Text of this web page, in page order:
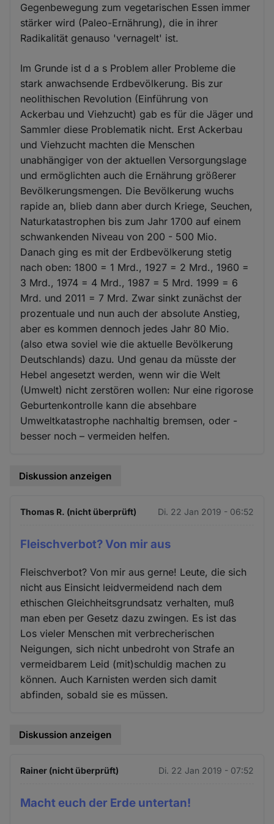
Gegenbewegung zum vegetarischen Essen immer
stärker wird (Paleo-Ernährung), die in ihrer
Radikalität genauso 'vernagelt' ist.
Im Grunde ist d a s Problem aller Probleme die
stark anwachsende Erdbevölkerung. Bis zur
neolithischen Revolution (Einführung von
Ackerbau und Viehzucht) gab es für die Jäger und
Sammler diese Problematik nicht. Erst Ackerbau
und Viehzucht machten die Menschen
unabhängiger von der aktuellen Versorgungslage
und ermöglichten auch die Ernährung größerer
Bevölkerungsmengen. Die Bevölkerung wuchs
rapide an, blieb dann aber durch Kriege, Seuchen,
Naturkatastrophen bis zum Jahr 1700 auf einem
schwankenden Niveau von 200 - 500 Mio.
Danach ging es mit der Erdbevölkerung stetig
nach oben: 1800 = 1 Mrd., 1927 = 2 Mrd., 1960 =
3 Mrd., 1974 = 4 Mrd., 1987 = 5 Mrd. 1999 = 6
Mrd. und 2011 = 7 Mrd. Zwar sinkt zunächst der
prozentuale und nun auch der absolute Anstieg,
aber es kommen dennoch jedes Jahr 80 Mio.
(also etwa soviel wie die aktuelle Bevölkerung
Deutschlands) dazu. Und genau da müsste der
Hebel angesetzt werden, wenn wir die Welt
(Umwelt) nicht zerstören wollen: Nur eine rigorose
Geburtenkontrolle kann die absehbare
Umweltkatastrophe nachhaltig bremsen, oder -
besser noch – vermeiden helfen.
Diskussion anzeigen
Thomas R. (nicht überprüft) Di. 22 Jan 2019 - 06:52
Fleischverbot? Von mir aus
Fleischverbot? Von mir aus gerne! Leute, die sich
nicht aus Einsicht leidvermeidend nach dem
ethischen Gleichheitsgrundsatz verhalten, muß
man eben per Gesetz dazu zwingen. Es ist das
Los vieler Menschen mit verbrecherischen
Neigungen, sich nicht unbedroht von Strafe an
vermeidbarem Leid (mit)schuldig machen zu
können. Auch Karnisten werden sich damit
abfinden, sobald sie es müssen.
Diskussion anzeigen
Rainer (nicht überprüft) Di. 22 Jan 2019 - 07:52
Macht euch der Erde untertan!